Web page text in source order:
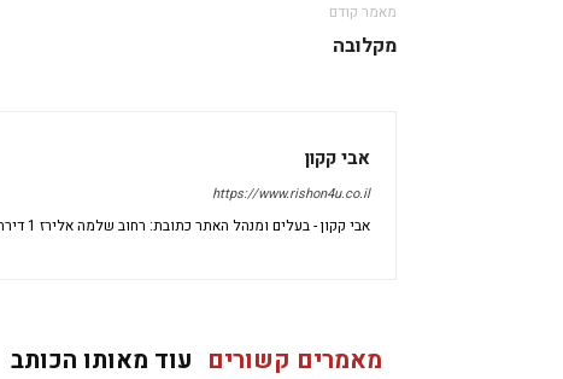
מאמר קודם
מקלובה
אבי קקון
https://www.rishon4u.co.il
אבי קקון - בעלים ומנהל האתר כתובת: רחוב שלמה אלירז 1 דירה 69 ראשון לציון מיקוד: 7533696 ישראל
מאמרים קשורים עוד מאותו הכותב